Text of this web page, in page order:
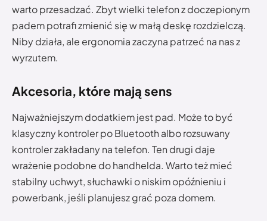
warto przesadzać. Zbyt wielki telefon z doczepionym
padem potrafi zmienić się w małą deskę rozdzielczą.
Niby działa, ale ergonomia zaczyna patrzeć na nas z
wyrzutem.
Akcesoria, które mają sens
Najważniejszym dodatkiem jest pad. Może to być
klasyczny kontroler po Bluetooth albo rozsuwany
kontroler zakładany na telefon. Ten drugi daje
wrażenie podobne do handhelda. Warto też mieć
stabilny uchwyt, słuchawki o niskim opóźnieniu i
powerbank, jeśli planujesz grać poza domem.